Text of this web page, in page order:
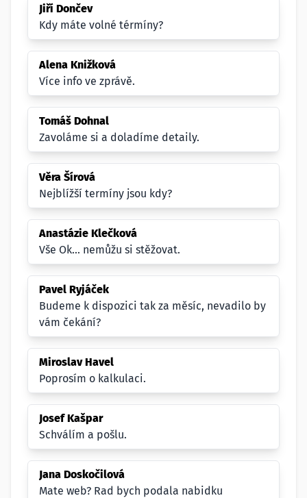
Jiří Dončev
Kdy máte volné térmíny?
Alena Knižková
Více info ve zprávě.
Tomáš Dohnal
Zavoláme si a doladíme detaily.
Věra Šírová
Nejblížší termíny jsou kdy?
Anastázie Klečková
Vše Ok... nemůžu si stěžovat.
Pavel Ryjáček
Budeme k dispozici tak za měsíc, nevadilo by
vám čekání?
Miroslav Havel
Poprosím o kalkulaci.
Josef Kašpar
Schválím a pošlu.
Jana Doskočilová
Mate web? Rad bych podala nabidku